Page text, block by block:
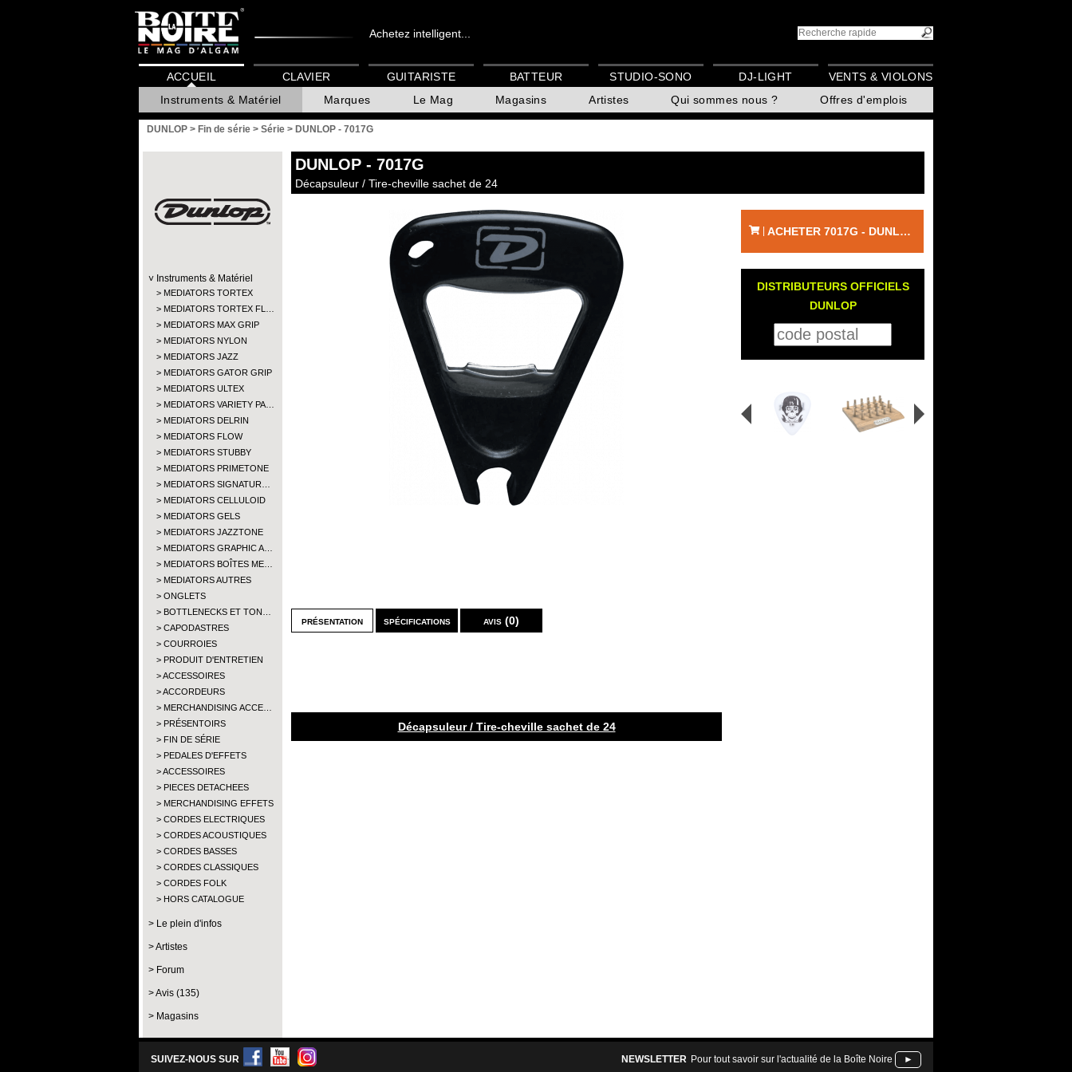
Achetez intelligent...
ACCUEIL
Instruments & Matériel
Marques Le Mag Magasins Artistes Qui sommes nous ? Offres d'emplois
CLAVIER GUITARISTE BATTEUR STUDIO-SONO DJ-LIGHT VENTS & VIOLONS
DUNLOP > Fin de série > Série > DUNLOP - 7017G
Instruments & Matériel
MEDIATORS TORTEX
MEDIATORS TORTEX FL…
MEDIATORS MAX GRIP
MEDIATORS NYLON
MEDIATORS JAZZ
MEDIATORS GATOR GRIP
MEDIATORS ULTEX
MEDIATORS VARIETY PA…
MEDIATORS DELRIN
MEDIATORS FLOW
MEDIATORS STUBBY
MEDIATORS PRIMETONE
MEDIATORS SIGNATUR…
MEDIATORS CELLULOID
MEDIATORS GELS
MEDIATORS JAZZTONE
MEDIATORS GRAPHIC A…
MEDIATORS BOÎTES ME…
MEDIATORS AUTRES
ONGLETS
BOTTLENECKS ET TON…
CAPODASTRES
COURROIES
PRODUIT D'ENTRETIEN
ACCESSOIRES
ACCORDEURS
MERCHANDISING ACCE…
PRÉSENTOIRS
FIN DE SÉRIE
PEDALES D'EFFETS
ACCESSOIRES
PIECES DETACHEES
MERCHANDISING EFFETS
CORDES ELECTRIQUES
CORDES ACOUSTIQUES
CORDES BASSES
CORDES CLASSIQUES
CORDES FOLK
HORS CATALOGUE
Le plein d'infos
Artistes
Forum
Avis (135)
Magasins
DUNLOP - 7017G
Décapsuleur / Tire-cheville sachet de 24
présentation spécifications avis (0)
Décapsuleur / Tire-cheville sachet de 24
ACHETER 7017G - DUNLOP
DISTRIBUTEURS OFFICIELS
DUNLOP
SUIVEZ-NOUS SUR NEWSLETTER Pour tout savoir sur l'actualité de la Boîte Noire ►